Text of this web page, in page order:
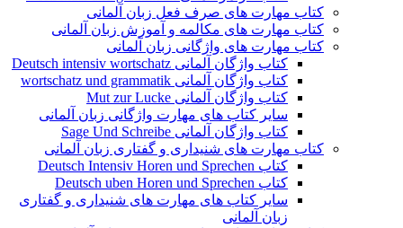
کتاب مهارت های صرف فعل زبان آلمانی
کتاب مهارت های مکالمه و آموزش زبان آلمانی
کتاب مهارت های واژگانی زبان آلمانی
کتاب واژگان آلمانی Deutsch intensiv wortschatz
کتاب واژگان آلمانی wortschatz und grammatik
کتاب واژگان آلمانی Mut zur Lucke
سایر کتاب های مهارت واژگانی زبان آلمانی
کتاب واژگان آلمانی Sage Und Schreibe
کتاب مهارت های شنیداری و گفتاری زبان آلمانی
کتاب Deutsch Intensiv Horen und Sprechen
کتاب Deutsch uben Horen und Sprechen
سایر کتاب های مهارت های شنیداری و گفتاری
زبان آلمانی